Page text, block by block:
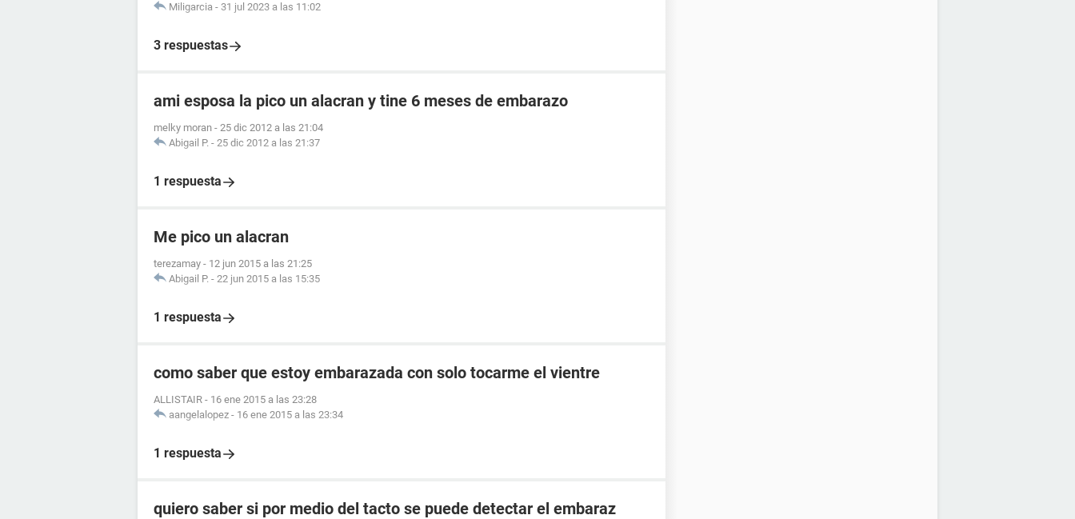
Miligarcia - 31 jul 2023 a las 11:02
3 respuestas
ami esposa la pico un alacran y tine 6 meses de embarazo
melky moran - 25 dic 2012 a las 21:04
Abigail P. - 25 dic 2012 a las 21:37
1 respuesta
Me pico un alacran
terezamay - 12 jun 2015 a las 21:25
Abigail P. - 22 jun 2015 a las 15:35
1 respuesta
como saber que estoy embarazada con solo tocarme el vientre
ALLISTAIR - 16 ene 2015 a las 23:28
aangelalopez - 16 ene 2015 a las 23:34
1 respuesta
quiero saber si por medio del tacto se puede detectar el embaraz